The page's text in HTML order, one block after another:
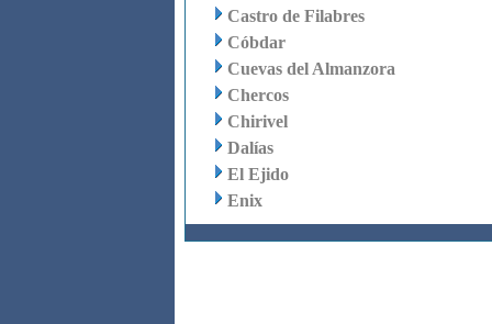
Castro de Filabres
Cóbdar
Cuevas del Almanzora
Chercos
Chirivel
Dalías
El Ejido
Enix